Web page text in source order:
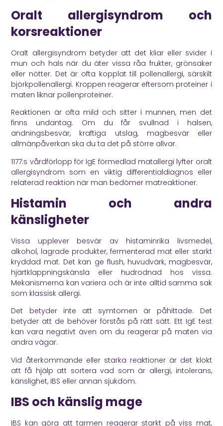
Oralt allergisyndrom och
korsreaktioner
Oralt allergisyndrom betyder att det kliar eller svider i
mun och hals när du äter vissa råa frukter, grönsaker
eller nötter. Det är ofta kopplat till pollenallergi, särskilt
björkpollenallergi. Kroppen reagerar eftersom proteiner i
maten liknar pollenproteiner.
Reaktionen är ofta mild och sitter i munnen, men det
finns undantag. Om du får svullnad i halsen,
andningsbesvär, kraftiga utslag, magbesvär eller
allmänpåverkan ska du ta det på större allvar.
1177:s vårdförlopp för IgE förmedlad matallergi lyfter oralt
allergisyndrom som en viktig differentialdiagnos eller
relaterad reaktion när man bedömer matreaktioner.
Histamin och andra
känsligheter
Vissa upplever besvär av histaminrika livsmedel,
alkohol, lagrade produkter, fermenterad mat eller starkt
kryddad mat. Det kan ge flush, huvudvärk, magbesvär,
hjärtklappningskänsla eller hudrodnad hos vissa.
Mekanismerna kan variera och är inte alltid samma sak
som klassisk allergi.
Det betyder inte att symtomen är påhittade. Det
betyder att de behöver förstås på rätt sätt. Ett IgE test
kan vara negativt även om du reagerar på maten via
andra vägar.
Vid återkommande eller starka reaktioner är det klokt
att få hjälp att sortera vad som är allergi, intolerans,
känslighet, IBS eller annan sjukdom.
IBS och känslig mage
IBS kan göra att tarmen reagerar starkt på viss mat,